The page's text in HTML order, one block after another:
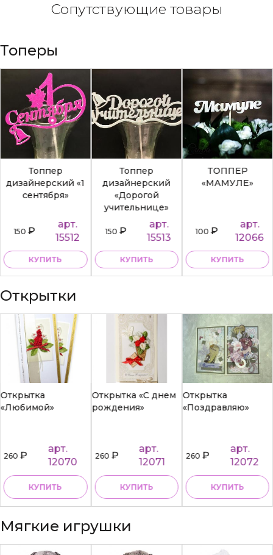
Сопутствующие товары
Топеры
Топпер
дизайнерский «1
сентября»
150₽
арт.
15512
КУПИТЬ
Топпер
дизайнерский
«Дорогой
учительнице»
150₽
арт.
15513
КУПИТЬ
ТОППЕР
«МАМУЛЕ»
100₽
арт.
12066
КУПИТЬ
Открытки
Открытка
«Любимой»
260₽
арт.
12070
КУПИТЬ
Открытка «С днем
рождения»
260₽
арт.
12071
КУПИТЬ
Открытка
«Поздравляю»
260₽
арт.
12072
КУПИТЬ
Мягкие игрушки